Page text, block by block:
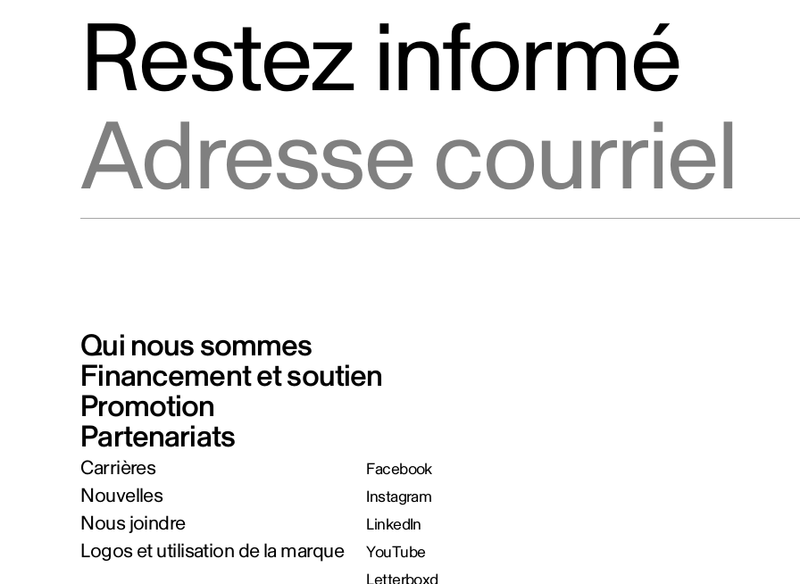
Restez informé
Qui nous sommes
Financement et soutien
Promotion
Partenariats
Carrières
Nouvelles
Nous joindre
Logos et utilisation de la marque
Facebook
Instagram
LinkedIn
YouTube
Letterboxd